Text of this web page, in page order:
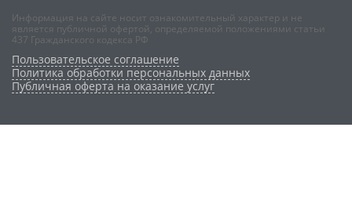
Информация на сайте носит ознакомительный характер и не
является публичной офертой, определяемой положениями статьи
437 Гражданского кодекса РФ
Пользовательское соглашение
Политика обработки персональных данных
Публичная оферта на оказание услуг